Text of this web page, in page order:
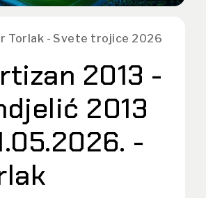
Torlak - Svete trojice 2026
2013 -
2013
-